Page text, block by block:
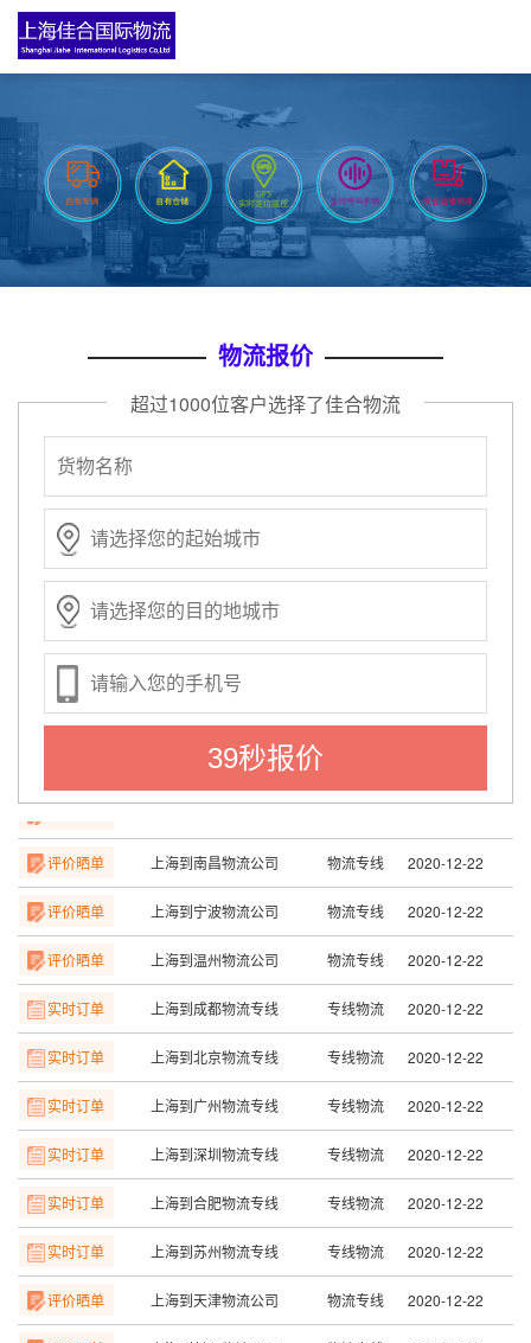
物流报价
超过1000位客户选择了佳合物流
39秒报价
实时订单 上海到成都物流专线 专线物流 2020-12-22
实时订单
实时订单 上海到广州物流专线 专线物流 2020-12-22
实时订单 上海到深圳物流专线
实时订单 上海到合肥物流专线
实时订单 上海到苏州物流专线 专线物流 2020-12-22
评价晒单
上海到长沙物流公司
评价晒单 上海到赣州物流公司 物流专线 2020-12-22
评价晒单 上海到南昌物流公司 物流专线 2020-12-22
评价晒单 上海到宁波物流公司 物流专线 2020-12-22
评价晒单 上海到温州物流公司 物流专线 2020-12-22
实时订单 上海到成都物流专线 专线物流 2020-12-22
实时订单 上海到北京物流专线 专线物流 2020-12-22
实时订单 上海到广州物流专线 专线物流 2020-12-22
实时订单 上海到深圳物流专线 专线物流 2020-12-22
实时订单 上海到合肥物流专线 专线物流 2020-12-22
实时订单 上海到苏州物流专线 专线物流 2020-12-22
评价晒单 上海到天津物流公司 物流专线 2020-12-22
评价晒单 上海到长沙物流公司 物流专线 2020-12-22
实时订单 上海到合肥物流专线
上海到天津物流公司
评价晒单 上海到长沙物流公司 物流专线 2020-12-22
评价晒单 上海到赣州物流公司 物流专线 2020-12-22
评价晒单 上海到南昌物流公司 物流专线 2020-12-22
评价晒单 上海到温州物流公司 物流专线 2020-12-22